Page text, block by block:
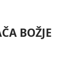
BOŽJE